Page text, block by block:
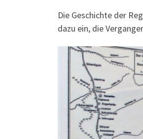
Die Geschichte der
dazu ein, die